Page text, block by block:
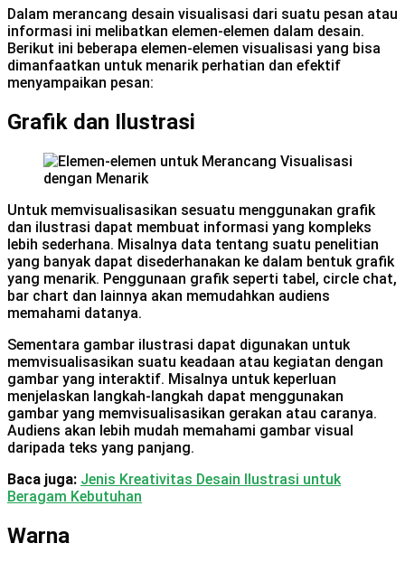
Dalam merancang desain visualisasi dari suatu pesan atau
informasi ini melibatkan elemen-elemen dalam desain.
Berikut ini beberapa elemen-elemen visualisasi yang bisa
dimanfaatkan untuk menarik perhatian dan efektif
menyampaikan pesan:
Grafik dan Ilustrasi
Untuk memvisualisasikan sesuatu menggunakan grafik
dan ilustrasi dapat membuat informasi yang kompleks
lebih sederhana. Misalnya data tentang suatu penelitian
yang banyak dapat disederhanakan ke dalam bentuk grafik
yang menarik. Penggunaan grafik seperti tabel, circle chat,
bar chart dan lainnya akan memudahkan audiens
memahami datanya.
Sementara gambar ilustrasi dapat digunakan untuk
memvisualisasikan suatu keadaan atau kegiatan dengan
gambar yang interaktif. Misalnya untuk keperluan
menjelaskan langkah-langkah dapat menggunakan
gambar yang memvisualisasikan gerakan atau caranya.
Audiens akan lebih mudah memahami gambar visual
daripada teks yang panjang.
Baca juga: Jenis Kreativitas Desain Ilustrasi untuk
Beragam Kebutuhan
Warna